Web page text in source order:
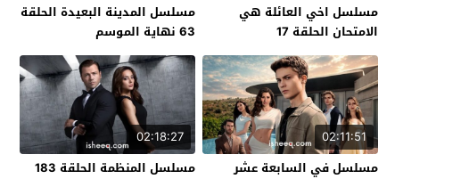
مسلسل اخي العائلة هي
الامتحان الحلقة 17
مسلسل المدينة البعيدة الحلقة
63 نهاية الموسم
02:11:51
مسلسل في السابعة عشر
02:18:27
مسلسل المنظمة الحلقة 183